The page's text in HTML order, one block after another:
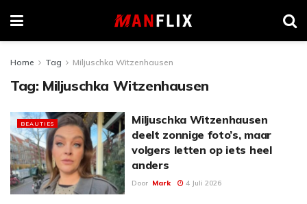
Home Tag Miljuschka Witzenhausen
Tag: Miljuschka Witzenhausen
BEAUTIES
Miljuschka Witzenhausen
deelt zonnige foto’s, maar
volgers letten op iets heel
anders
Door Mark 4 Juli 2026